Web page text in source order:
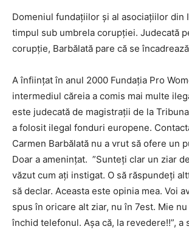
Domeniul fundaţiilor şi al asociaţiilor din
timpul sub umbrela corupţiei. Judecată
corupţie, Barbălată pare că se
A înfiinţat în anul 2000 Fundaţia Pro
intermediul căreia a comis mai multe
este judecată de magistraţii de la
a folosit ilegal fonduri europene.
Carmen Barbălată nu a vrut să ofere un
Doar a ameninţat. ”Sunteţi clar un ziar
văzut cum aţi instigat. O să răspundeţi
să declar. Aceasta este opinia mea. Voi
spus în oricare alt ziar, nu în 7est. Mie
închid telefonul. Aşa că, la revedere!!”, a